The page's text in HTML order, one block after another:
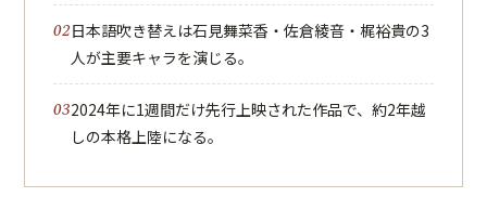
日本語吹き替えは石見舞菜香・佐倉綾音・梶裕貴の3
人が主要キャラを演じる。
2024年に1週間だけ先行上映された作品で、約2年越
しの本格上陸になる。